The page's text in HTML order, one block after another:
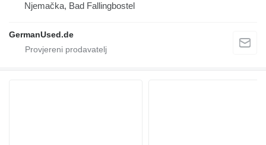
Njemačka, Bad Fallingbostel
GermanUsed.de